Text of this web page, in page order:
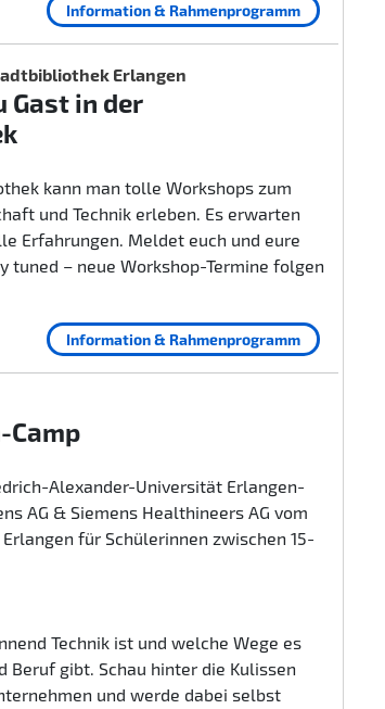
Information & Rahmenprogramm
Erlangen
Gast in der
kann man tolle Workshops zum
und Technik erleben. Es erwarten
Erfahrungen. Meldet euch und eure
tuned – neue Workshop-Termine folgen
Information & Rahmenprogramm
Camp
Alexander-Universität Erlangen-
AG & Siemens Healthineers AG vom
Erlangen für Schülerinnen zwischen 15-
Technik ist und welche Wege es
Beruf gibt. Schau hinter die Kulissen
und werde dabei selbst